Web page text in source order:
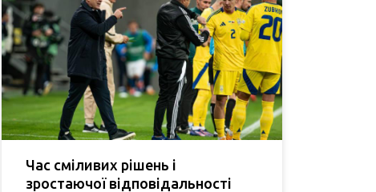
Час сміливих рішень і
зростаючої відповідальності